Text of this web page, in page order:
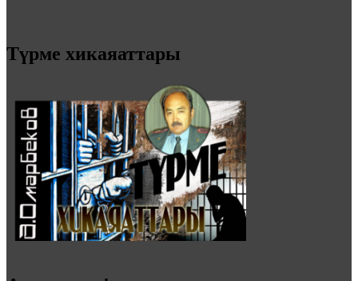
Түрме хикаяаттары